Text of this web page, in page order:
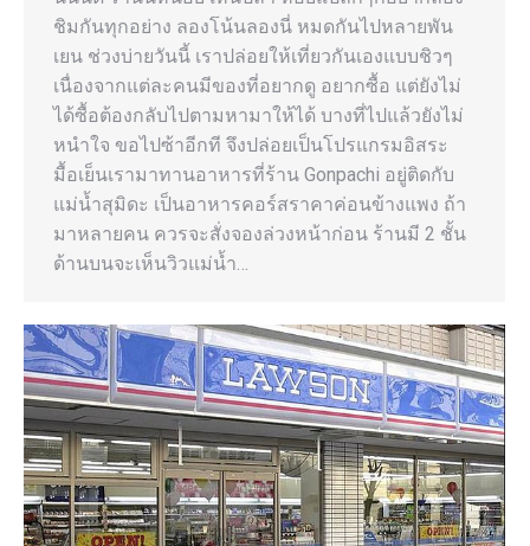
ชิมกันทุกอย่าง ลองโน้นลองนี่ หมดกันไปหลายพัน
เยน ช่วงบ่ายวันนี้ เราปล่อยให้เที่ยวกันเองแบบชิวๆ
เนื่องจากแต่ละคนมีของที่อยากดู อยากซื้อ แต่ยังไม่
ได้ซื้อต้องกลับไปตามหามาให้ได้ บางที่ไปแล้วยังไม่
หนำใจ ขอไปซ้าอีกที จึงปล่อยเป็นโปรแกรมอิสระ
มื้อเย็นเรามาทานอาหารที่ร้าน Gonpachi อยู่ติดกับ
แม่น้ำสุมิดะ เป็นอาหารคอร์สราคาค่อนข้างแพง ถ้า
มาหลายคน ควรจะสั่งจองล่วงหน้าก่อน ร้านมี 2 ชั้น
ด้านบนจะเห็นวิวแม่น้ำ…